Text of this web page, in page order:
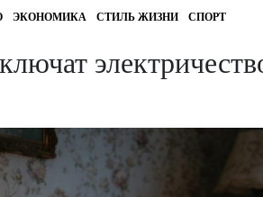
ЭКОНОМИКА СТИЛЬ ЖИЗНИ СПОРТ